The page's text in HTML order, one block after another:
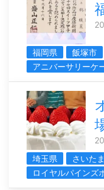
福岡県 飯塚市
アニバーサリーケ
埼玉県
さいた
ロイヤルパインズ